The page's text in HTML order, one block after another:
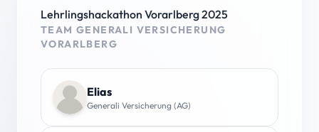
Lehrlingshackathon Vorarlberg 2025
TEAM GENERALI VERSICHERUNG
VORARLBERG
Elias
Generali Versicherung (AG)